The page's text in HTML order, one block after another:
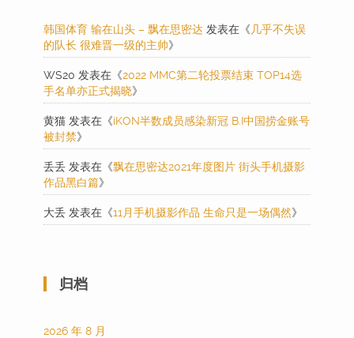
韩国体育 输在山头 – 飘在思密达 发表在《 几乎不失误
的队长 很难晋一级的主帅》
WS20 发表在《2022 MMC第二轮投票结束 TOP14选
手名单亦正式揭晓》
黄猫 发表在《iKON半数成员感染新冠 B.I中国捞金账号
被封禁》
丢丢 发表在《飘在思密达2021年度图片 街头手机摄影
作品黑白篇》
大丢 发表在《11月手机摄影作品 生命只是一场偶然》
归档
2026 年 8 月